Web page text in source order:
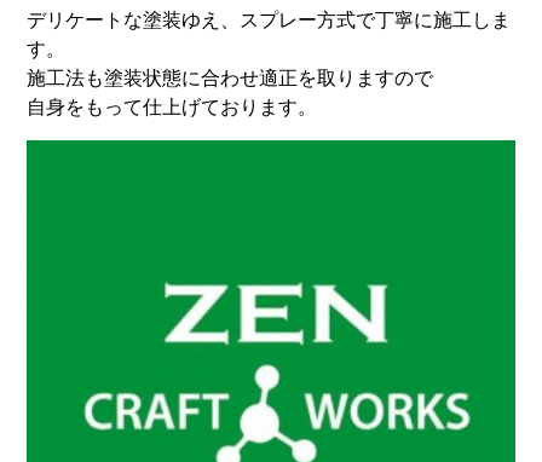
デリケートな塗装ゆえ、スプレー方式で丁寧に施工しま
す。
施工法も塗装状態に合わせ適正を取りますので
自身をもって仕上げております。